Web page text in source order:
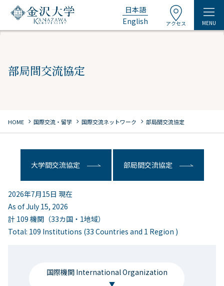
日本語
English
アクセス MENU
部局間交流協定
HOME chevron_right 国際交流・留学 chevron_right 国際交流ネットワーク chevron_right 部局間交流協定
大学間交流協定 部局間交流協定
2026年7月15日 現在
As of July 15, 2026
計 109 機関（33カ国・1地域）
Total: 109 Institutions (33 Countries and 1 Region )
国際機関 International Organization